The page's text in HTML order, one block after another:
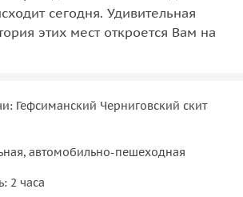
сегодня. Удивительная
этих мест откроется Вам на
Гефсиманский Черниговский скит
автомобильно-пешеходная
2 часа